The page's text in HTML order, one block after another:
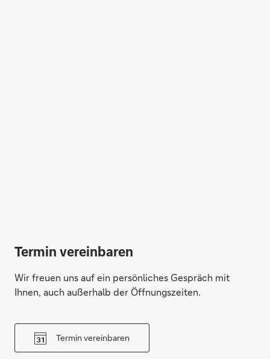
Termin vereinbaren
Wir freuen uns auf ein persönliches Gespräch mit
Ihnen, auch außerhalb der Öffnungszeiten.
Termin vereinbaren